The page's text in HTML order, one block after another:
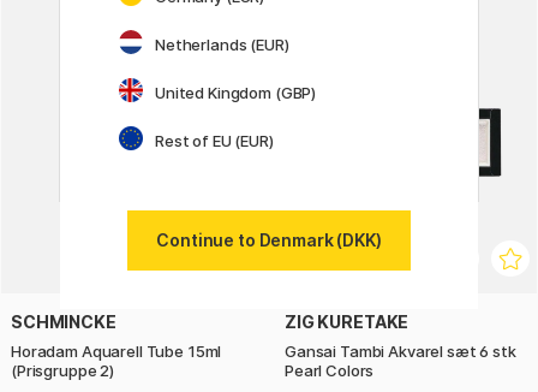
54
SCHMINCKE
Horadam Aquarell Tube 15ml
(Prisgruppe 2)
ZIG KURETAKE
Gansai Tambi Akvarel sæt 6 stk
Pearl Colors
Netherlands (EUR)
United Kingdom (GBP)
Rest of EU (EUR)
Continue to Denmark (DKK)